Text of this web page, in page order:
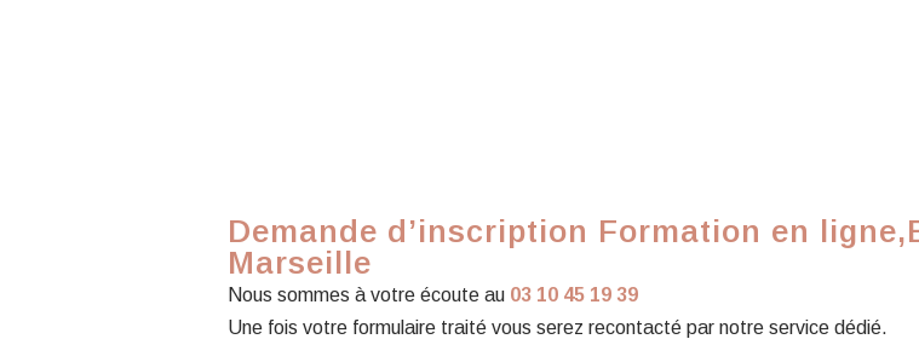
Demande d’inscription Formation en
Marseille
Nous sommes à votre écoute au 03 10 45 19 39
Une fois votre formulaire traité vous serez recontacté par notre service dédié.